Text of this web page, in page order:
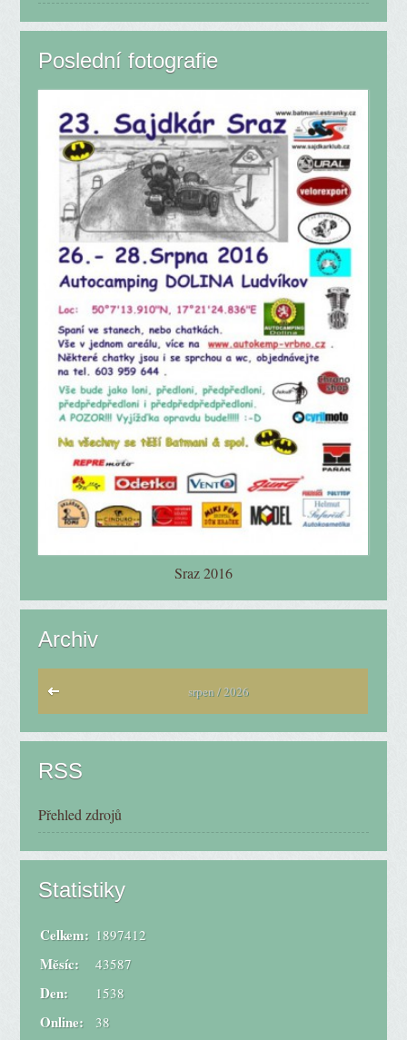
Poslední fotografie
Sraz 2016
Archiv
srpen / 2026
RSS
Přehled zdrojů
Statistiky
Online: 38
Celkem: 1897412
Měsíc: 43587
Den: 1538